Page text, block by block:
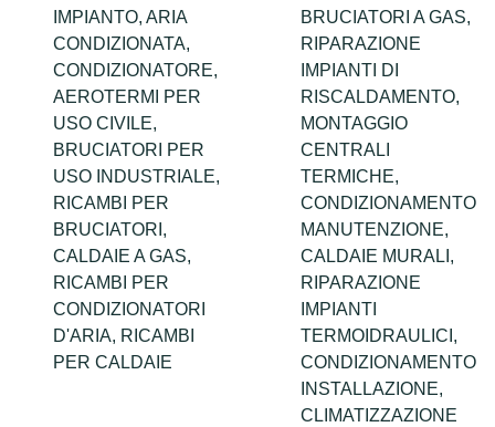
IMPIANTO, ARIA
CONDIZIONATA,
CONDIZIONATORE,
AEROTERMI PER
USO CIVILE,
BRUCIATORI PER
USO INDUSTRIALE,
RICAMBI PER
BRUCIATORI,
CALDAIE A GAS,
RICAMBI PER
CONDIZIONATORI
D'ARIA, RICAMBI
PER CALDAIE
BRUCIATORI A GAS,
RIPARAZIONE
IMPIANTI DI
RISCALDAMENTO,
MONTAGGIO
CENTRALI
TERMICHE,
CONDIZIONAMENTO
MANUTENZIONE,
CALDAIE MURALI,
RIPARAZIONE
IMPIANTI
TERMOIDRAULICI,
CONDIZIONAMENTO
INSTALLAZIONE,
CLIMATIZZAZIONE